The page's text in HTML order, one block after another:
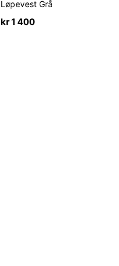
Løpevest Grå
kr1 400